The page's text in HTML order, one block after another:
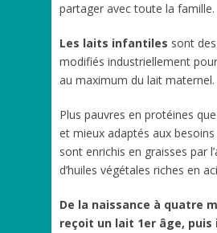
partager avec toute la famille.
Les laits infantiles sont
modifiés industriellement
au maximum du lait maternel.
Plus pauvres en protéines
et mieux adaptés aux besoins
sont enrichis en graisses par
d’huiles végétales riches en
De la naissance à quatre
reçoit un lait 1er âge, puis